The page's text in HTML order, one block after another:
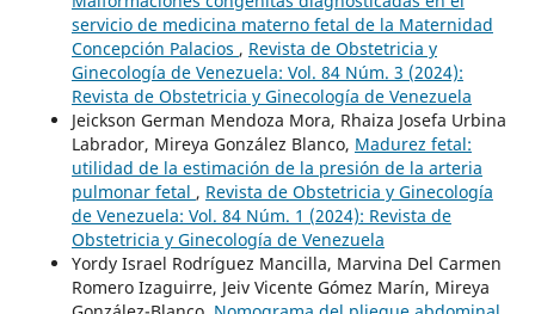
servicio de medicina materno fetal de la Maternidad
Concepción Palacios , Revista de Obstetricia y
Ginecología de Venezuela: Vol. 84 Núm. 3 (2024):
Revista de Obstetricia y Ginecología de Venezuela
Jeickson German Mendoza Mora, Rhaiza Josefa Urbina
Labrador, Mireya González Blanco, Madurez fetal:
utilidad de la estimación de la presión de la arteria
pulmonar fetal , Revista de Obstetricia y Ginecología
de Venezuela: Vol. 84 Núm. 1 (2024): Revista de
Obstetricia y Ginecología de Venezuela
Yordy Israel Rodríguez Mancilla, Marvina Del Carmen
Romero Izaguirre, Jeiv Vicente Gómez Marín, Mireya